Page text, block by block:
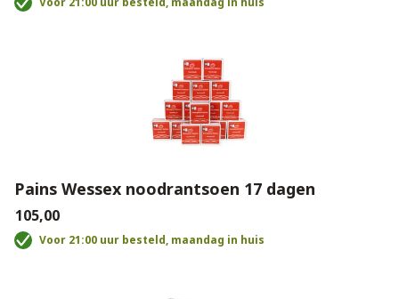
Pains Wessex noodrantsoen 17 dagen
€105,00
Voor 21:00 uur besteld, maandag in huis